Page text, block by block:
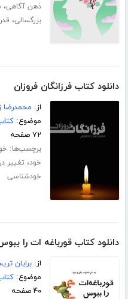
ذهن آگاهی،
بزرگسالی،
دانلود کتاب فرزانگان فروزان
از: محمدرضا
موضوع:
۷۲ صفحه
برچسب‌ها:
خود، تغییر
خودشناسی
دانلود کتاب قورباغه ات را
از:برایان
موضوع:
۴۰ صفحه